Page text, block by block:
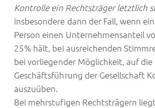
Kontrolle ein Rechtsträger letztlich
insbesondere dann der Fall, wenn
Person einen Unternehmensanteil
25% hält, bei ausreichenden
bei vorliegender Möglichkeit, auf die
Geschäftsführung der Gesellschaft
auszuüben.
Bei mehrstufigen Rechtsträgern